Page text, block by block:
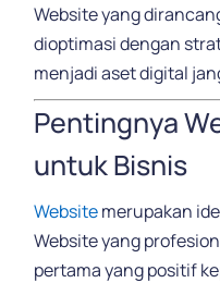
Website yang
dioptimasi dengan
menjadi aset digital
Pentingnya
untuk Bisnis
Websitemerupakan
Website yang
pertama yang positif